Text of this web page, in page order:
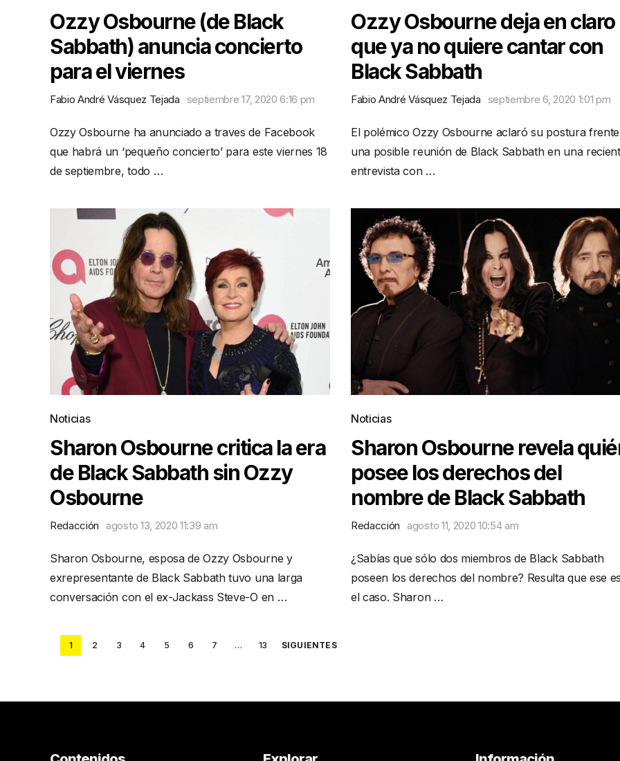
Ozzy Osbourne (de Black
Sabbath) anuncia concierto
para el viernes
Fabio André Vásquez Tejada septiembre 17, 2020 6:16 pm
Ozzy Osbourne ha anunciado a traves de Facebook
que habrá un ‘pequeño concierto’ para este viernes 18
de septiembre, todo …
Ozzy Osbourne deja en claro
que ya no quiere cantar con
Black Sabbath
Fabio André Vásquez Tejada septiembre 6, 2020 1:01 pm
El polémico Ozzy Osbourne aclaró su postura
una posible reunión de Black Sabbath en una
entrevista con …
Noticias
Sharon Osbourne critica la era
de Black Sabbath sin Ozzy
Osbourne
Redacción agosto 13, 2020 11:39 am
Sharon Osbourne, esposa de Ozzy Osbourne y
exrepresentante de Black Sabbath tuvo una larga
conversación con el ex-Jackass Steve-O en …
Noticias
Sharon Osbourne revela
posee los derechos del
nombre de Black Sabbath
Redacción agosto 11, 2020 10:54 am
¿Sabías que sólo dos miembros de Black Sabbath
poseen los derechos del nombre? Resulta que ese
el caso. Sharon …
Posts
1 2 3 4 5 6 7 … 13 SIGUIENTES